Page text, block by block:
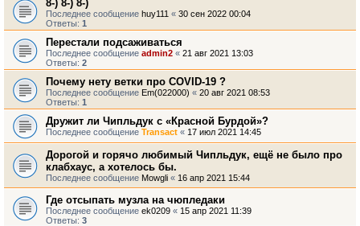
8-) 8-) 8-)
Последнее сообщение huy111 « 30 сен 2022 00:04
Ответы: 1
Перестали подсаживаться
Последнее сообщение admin2 « 21 авг 2021 13:03
Ответы: 2
Почему нету ветки про COVID-19 ?
Последнее сообщение Em(022000) « 20 авг 2021 08:53
Ответы: 1
Дружит ли Чипльдук с «Красной Бурдой»?
Последнее сообщение Transact « 17 июл 2021 14:45
Дорогой и горячо любимый Чипльдук, ещё не было про
клабхаус, а хотелось бы.
Последнее сообщение Mowgli « 16 апр 2021 15:44
Где отсыпать музла на чюпледаки
Последнее сообщение ek0209 « 15 апр 2021 11:39
Ответы: 3